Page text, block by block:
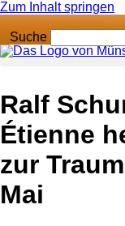
Zum Inhalt springen
Suche
Anzeige
Ralf
Étienne
zur
Mai